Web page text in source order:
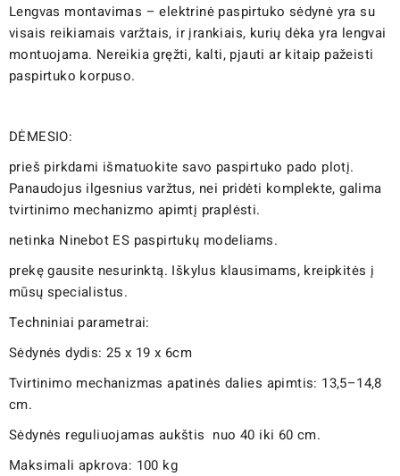
Lengvas montavimas – elektrinė paspirtuko sėdynė yra su
visais reikiamais varžtais, ir įrankiais, kurių dėka yra lengvai
montuojama. Nereikia gręžti, kalti, pjauti ar kitaip pažeisti
paspirtuko korpuso.
DĖMESIO:
prieš pirkdami išmatuokite savo paspirtuko pado plotį.
Panaudojus ilgesnius varžtus, nei pridėti komplekte, galima
tvirtinimo mechanizmo apimtį praplėsti.
netinka Ninebot ES paspirtukų modeliams.
prekę gausite nesurinktą. Iškylus klausimams, kreipkitės į
mūsų specialistus.
Techniniai parametrai:
Sėdynės dydis: 25 x 19 x 6cm
Tvirtinimo mechanizmas apatinės dalies apimtis: 13,5–14,8
cm.
Sėdynės reguliuojamas aukštis nuo 40 iki 60 cm.
Maksimali apkrova: 100 kg